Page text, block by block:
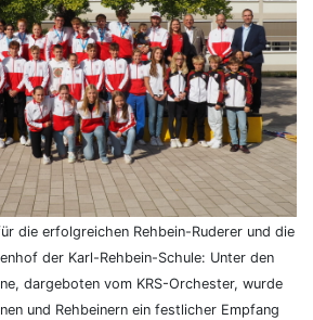
die erfolgreichen Rehbein-Ruderer und die
der Karl-Rehbein-Schule: Unter den
dargeboten vom KRS-Orchester, wurde
und Rehbeinern ein festlicher Empfang